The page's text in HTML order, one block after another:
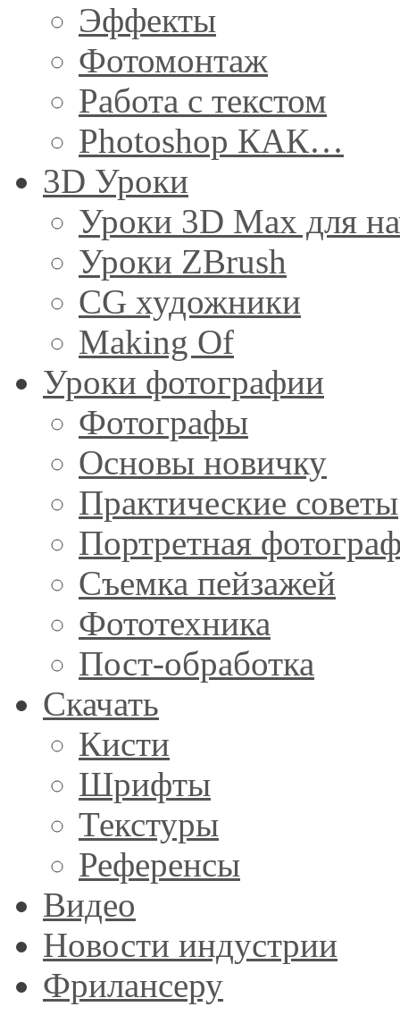
Эффекты
Фотомонтаж
Работа с текстом
Photoshop КАК…
3D Уроки
Уроки 3D Max для
Уроки ZBrush
CG художники
Making Of
Уроки фотографии
Фотографы
Основы новичку
Практические советы
Портретная
Съемка пейзажей
Фототехника
Пост-обработка
Скачать
Кисти
Шрифты
Текстуры
Референсы
Видео
Новости индустрии
Фрилансеру